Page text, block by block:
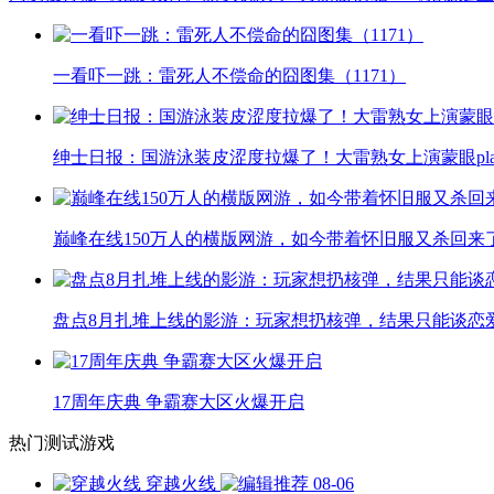
一看吓一跳：雷死人不偿命的囧图集（1171）
绅士日报：国游泳装皮涩度拉爆了！大雷熟女上演蒙眼
巅峰在线150万人的横版网游，如今带着怀旧服又杀回来
盘点8月扎堆上线的影游：玩家想扔核弹，结果只能谈恋
17周年庆典 争霸赛大区火爆开启
热门测试游戏
穿越火线
08-06